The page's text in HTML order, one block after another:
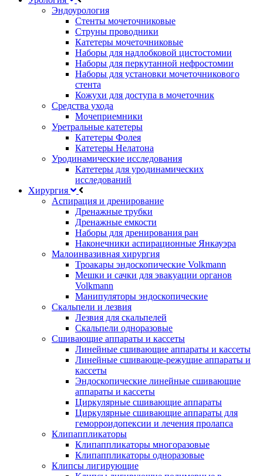
Эндоурология
Стенты мочеточниковые
Струны проводники
Катетеры мочеточниковые
Наборы для надлобковой цистостомии
Наборы для перкутанной нефростомии
Наборы для установки мочеточникового
стента
Кожухи для доступа в мочеточник
Средства ухода
Мочеприемники
Уретральные катетеры
Катетеры Фолея
Катетеры Нелатона
Уродинамические исследования
Катетеры для уродинамических
исследований
Хирургия
Аспирация и дренирование
Дренажные трубки
Дренажные емкости
Наборы для дренирования ран
Наконечники аспирационные Янкауэра
Малоинвазивная хирургия
Троакары эндоскопические Volkmann
Мешки и сачки для эвакуации органов
Volkmann
Манипуляторы эндоскопические
Скальпели и лезвия
Лезвия для скальпелей
Скальпели одноразовые
Сшивающие аппараты и кассеты
Линейные сшивающие аппараты и кассеты
Линейные сшивающе-режущие аппараты и
кассеты
Эндоскопические линейные сшивающие
аппараты и кассеты
Циркулярные сшивающие аппараты
Циркулярные сшивающие аппараты для
геморроидопексии и лечения пролапса
Клипаппликаторы
Клипаппликаторы многоразовые
Клипаппликаторы одноразовые
Клипсы лигирующие